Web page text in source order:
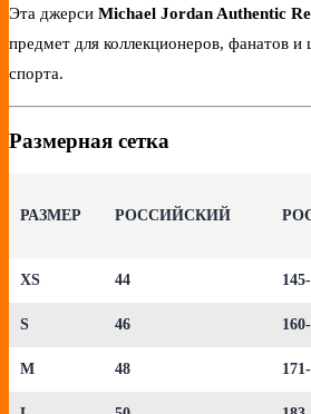
Эта джерси Michael Jordan Authentic
предмет для коллекционеров, фанатов и
спорта.
Размерная сетка
РАЗМЕР РОССИЙСКИЙ
XS 44
S 46
M 48